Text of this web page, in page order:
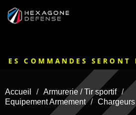
SERONT
Accueil
Armurerie / Tir sportif
Equipement Armement
Chargeurs